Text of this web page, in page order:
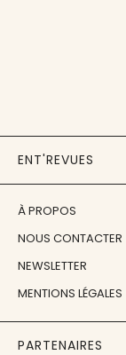
ENT'REVUES
À PROPOS
NOUS CONTACTER
NEWSLETTER
MENTIONS LÉGALES
PARTENAIRES